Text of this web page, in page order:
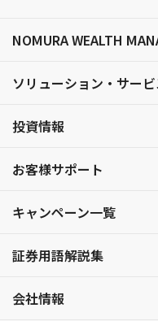
NOMURA WEALTH
ソリューション・サー
投資情報
お客様サポート
キャンペーン一覧
証券用語解説集
会社情報